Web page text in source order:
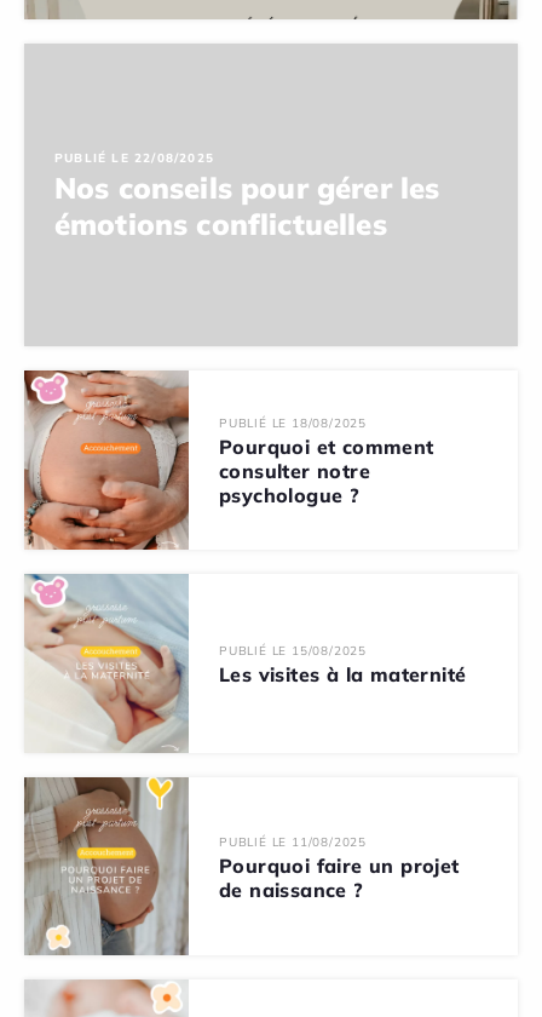
PUBLIÉ LE 22/08/2025
Nos conseils pour gérer les
émotions conflictuelles
PUBLIÉ LE 18/08/2025
Pourquoi et comment
consulter notre
psychologue ?
PUBLIÉ LE 15/08/2025
Les visites à la maternité
PUBLIÉ LE 11/08/2025
Pourquoi faire un projet
de naissance ?